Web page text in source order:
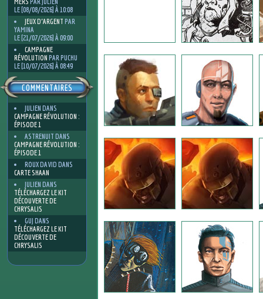
LE [08/08/2026] À 10:08
JEUX D'ARGENT PAR
YAMINA
LE [21/07/2026] À 09:00
CAMPAGNE
RÉVOLUTION PAR PUCHU
LE [10/07/2026] À 08:49
COMMENTAIRES
JULIEN DANS
CAMPAGNE RÉVOLUTION :
ÉPISODE 1
ASTRENUIT DANS
CAMPAGNE RÉVOLUTION :
ÉPISODE 1
ROUX DAVID DANS
CARTE SHAAN
JULIEN DANS
TÉLÉCHARGEZ LE KIT
DÉCOUVERTE DE
CHRYSALIS
GUJ DANS
TÉLÉCHARGEZ LE KIT
DÉCOUVERTE DE
CHRYSALIS